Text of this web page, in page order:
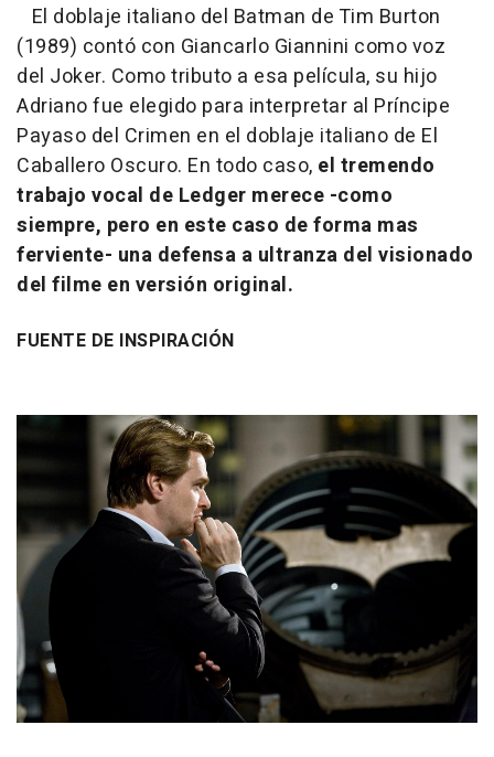
El doblaje italiano del Batman de Tim Burton
(1989) contó con Giancarlo Giannini como voz
del Joker. Como tributo a esa película, su hijo
Adriano fue elegido para interpretar al Príncipe
Payaso del Crimen en el doblaje italiano de El
Caballero Oscuro. En todo caso, el tremendo
trabajo vocal de Ledger merece -como
siempre, pero en este caso de forma mas
ferviente- una defensa a ultranza del visionado
del filme en versión original.
FUENTE DE INSPIRACIÓN